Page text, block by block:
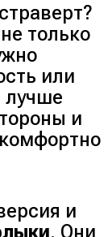
только
или
лучше
и
и
. Они